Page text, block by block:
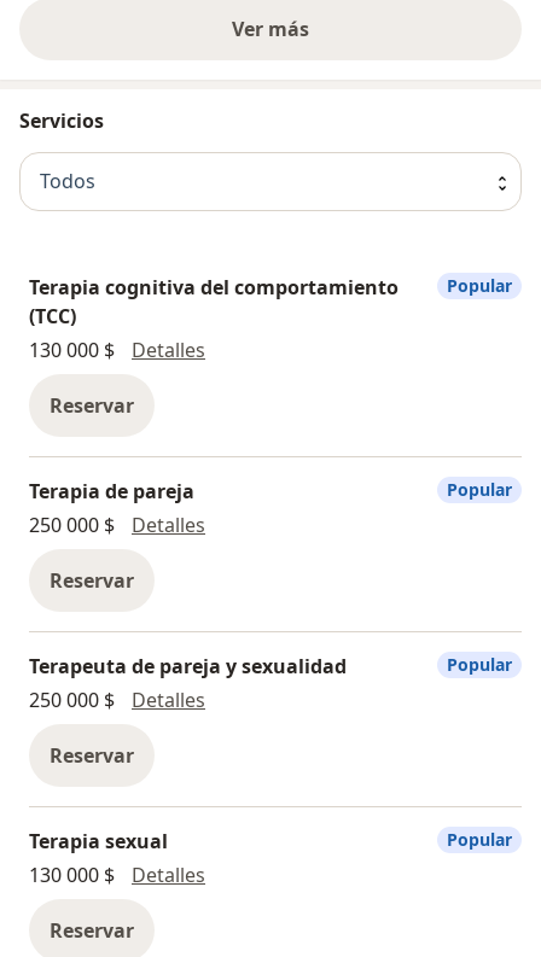
Ver más
Servicios
Todos
Terapia cognitiva del comportamiento
(TCC)
130 000 $
Detalles
Reservar
Popular
Terapia de pareja
250 000 $
Detalles
Reservar
Popular
Terapeuta de pareja y sexualidad
250 000 $
Detalles
Reservar
Popular
Terapia sexual
130 000 $
Detalles
Reservar
Popular